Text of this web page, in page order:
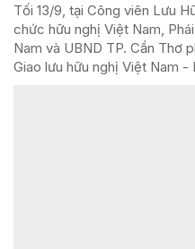
Tối 13/9, tại Công viên Lưu
chức hữu nghị Việt Nam,
Nam và UBND TP. Cần Thơ
Giao lưu hữu nghị Việt Nam -